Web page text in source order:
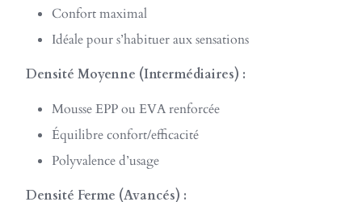
Confort maximal
Idéale pour s’habituer aux sensations
Densité Moyenne (Intermédiaires) :
Mousse EPP ou EVA renforcée
Équilibre confort/efficacité
Polyvalence d’usage
Densité Ferme (Avancés) :